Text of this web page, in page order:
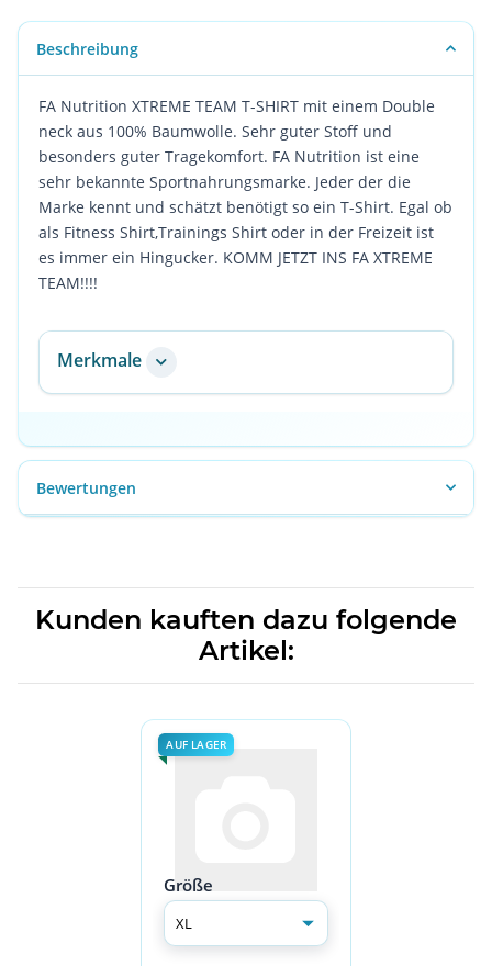
Beschreibung
FA Nutrition XTREME TEAM T-SHIRT mit einem Double
neck aus 100% Baumwolle. Sehr guter Stoff und
besonders guter Tragekomfort. FA Nutrition ist eine
sehr bekannte Sportnahrungsmarke. Jeder der die
Marke kennt und schätzt benötigt so ein T-Shirt. Egal ob
als Fitness Shirt,Trainings Shirt oder in der Freizeit ist
es immer ein Hingucker. KOMM JETZT INS FA XTREME
TEAM!!!!
Merkmale
Bewertungen
Kunden kauften dazu folgende
Artikel:
AUF LAGER
Größe